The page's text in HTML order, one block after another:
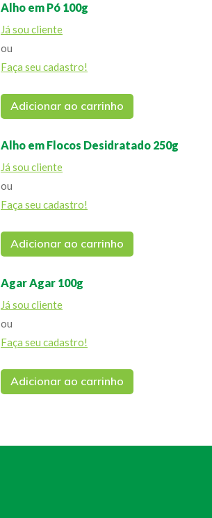
Alho em Pó 100g
Já sou cliente
ou
Faça seu cadastro!
Adicionar ao carrinho
Alho em Flocos Desidratado 250g
Já sou cliente
ou
Faça seu cadastro!
Adicionar ao carrinho
Agar Agar 100g
Já sou cliente
ou
Faça seu cadastro!
Adicionar ao carrinho